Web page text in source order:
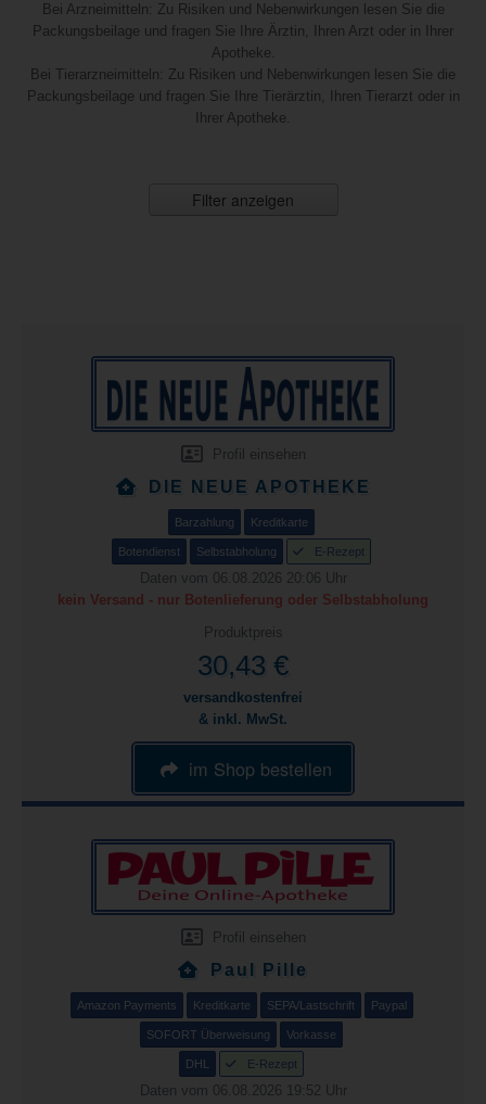
Bei Arzneimitteln: Zu Risiken und Nebenwirkungen lesen Sie die
Packungsbeilage und fragen Sie Ihre Ärztin, Ihren Arzt oder in Ihrer
Apotheke.
Bei Tierarzneimitteln: Zu Risiken und Nebenwirkungen lesen Sie die
Packungsbeilage und fragen Sie Ihre Tierärztin, Ihren Tierarzt oder in
Ihrer Apotheke.
Filter anzeigen
Profil einsehen
DIE NEUE APOTHEKE
Barzahlung Kreditkarte
Botendienst Selbstabholung E-Rezept
Daten vom 06.08.2026 20:06 Uhr
kein Versand - nur Botenlieferung oder Selbstabholung
Produktpreis
30,43 €
versandkostenfrei
& inkl. MwSt.
im Shop bestellen
Profil einsehen
Paul Pille
Amazon Payments Kreditkarte SEPA/Lastschrift Paypal
SOFORT Überweisung Vorkasse
DHL E-Rezept
Daten vom 06.08.2026 19:52 Uhr